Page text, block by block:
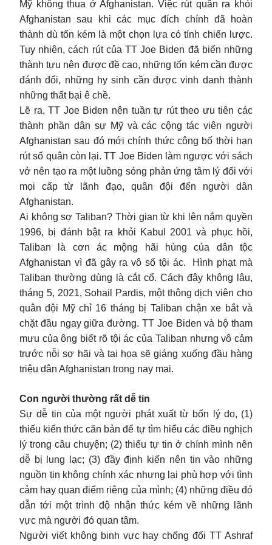
Mỹ không thua ở Afghanistan. Việc rút quân ra khỏi
Afghanistan sau khi các mục đích chính đã hoàn
thành dù tốn kém là một chọn lựa có tính chiến lược.
Tuy nhiên, cách rút của TT Joe Biden đã biến những
thành tựu nên được đề cao, những tốn kém cần được
đánh đổi, những hy sinh cần được vinh danh thành
những thất bại ê chề.
Lẽ ra, TT Joe Biden nên tuần tự rút theo ưu tiên các
thành phần dân sự Mỹ và các cộng tác viên người
Afghanistan sau đó mới chính thức công bố thời hạn
rút số quân còn lại. TT Joe Biden làm ngược với sách
vở nên tạo ra một luồng sóng phản ứng tâm lý đối với
mọi cấp từ lãnh đạo, quân đội đến người dân
Afghanistan.
Ai không sợ Taliban? Thời gian từ khi lên nắm quyền
1996, bị đánh bật ra khỏi Kabul 2001 và phục hồi,
Taliban là cơn ác mộng hãi hùng của dân tộc
Afghanistan vì đã gây ra vô số tội ác. Hình phạt mà
Taliban thường dùng là cắt cổ. Cách đây không lâu,
tháng 5, 2021, Sohail Pardis, một thông dịch viên cho
quân đội Mỹ chỉ 16 tháng bị Taliban chận xe bắt và
chặt đầu ngay giữa đường. TT Joe Biden và bộ tham
mưu của ông biết rõ tội ác của Taliban nhưng vô cảm
trước nỗi sợ hãi và tai họa sẽ giáng xuống đầu hàng
triệu dân Afghanistan trong nay mai.
Con người thường rất dễ tin
Sự dễ tin của một người phát xuất từ bốn lý do, (1)
thiếu kiến thức căn bản để tự tìm hiểu các điều nghịch
lý trong câu chuyện; (2) thiếu tự tin ở chính mình nên
dễ bị lung lạc; (3) đầy định kiến nên tin vào những
nguồn tin không chính xác nhưng lại phù hợp với tình
cảm hay quan điểm riêng của mình; (4) những điều đó
dẫn tới một trình độ nhận thức kém về những lãnh
vực mà người đó quan tâm.
Người viết không binh vực hay chống đối TT Ashraf